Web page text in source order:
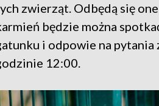
zwierząt. Odbędą się
będzie można
i odpowie na
12:00.